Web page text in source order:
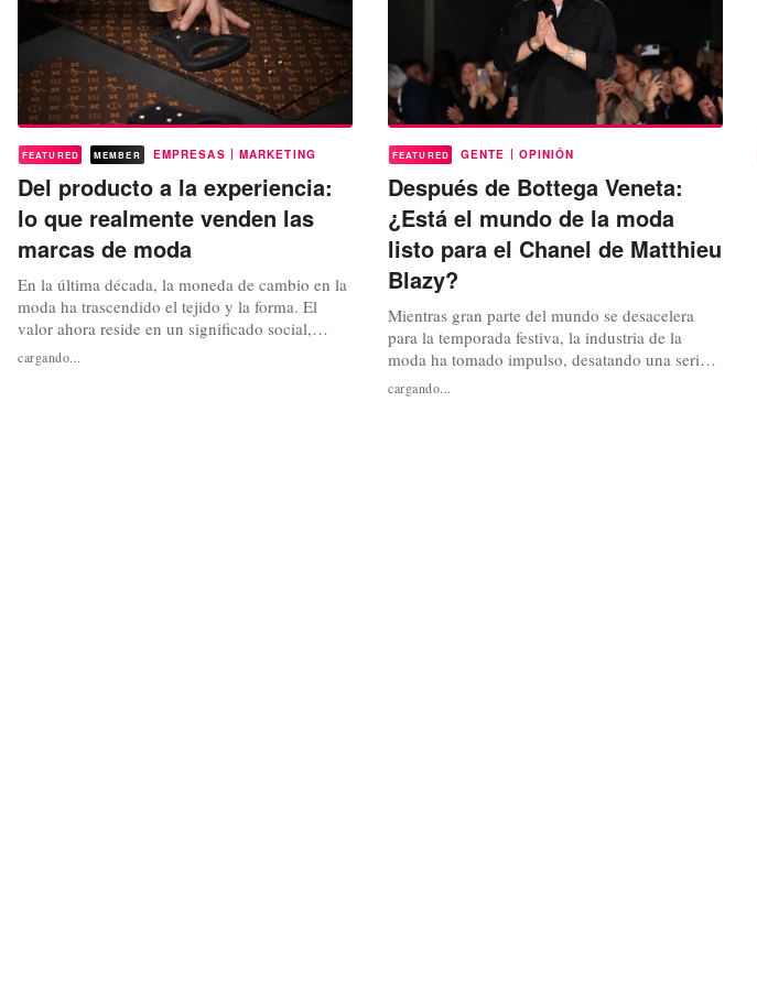
FEATURED MEMBER EMPRESAS | MARKETING
Del producto a la experiencia:
lo que realmente venden las
marcas de moda
En la última década, la moneda de cambio en la
moda ha trascendido el tejido y la forma. El
valor ahora reside en un significado social,
cultural y ambiental más amplio. Un par de
vaqueros ya no es solo una prenda vaquera;
cargando...
FEATURED GENTE | OPINIÓN
Después de Bottega Veneta:
¿Está el mundo de la moda
listo para el Chanel de Matthieu
Blazy?
Mientras gran parte del mundo se desacelera
para la temporada festiva, la industria de la
moda ha tomado impulso, desatando una serie
de anuncios importantes el jueves por la noche.
Después de meses de especulación, finalmente
cargando...